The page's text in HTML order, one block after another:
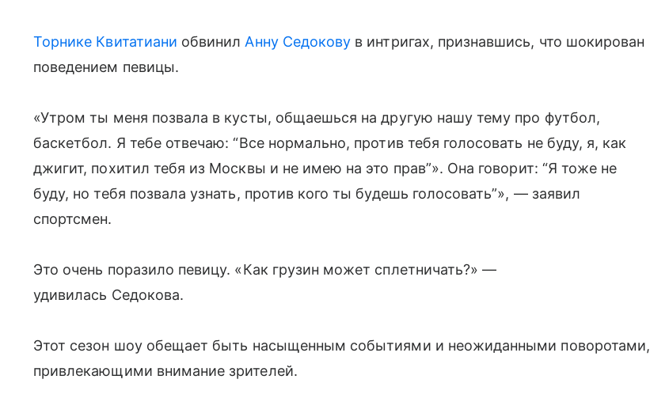
Торнике Квитатиани обвинил Анну Седокову в интригах, признавшись, что шокирован
поведением певицы.
«Утром ты меня позвала в кусты, общаешься на другую нашу тему про футбол,
баскетбол. Я тебе отвечаю: “Все нормально, против тебя голосовать не буду, я, как
джигит, похитил тебя из Москвы и не имею на это прав”». Она говорит: “Я тоже не
буду, но тебя позвала узнать, против кого ты будешь голосовать”», — заявил
спортсмен.
Это очень поразило певицу. «Как грузин может сплетничать?» —
удивилась Седокова.
Этот сезон шоу обещает быть насыщенным событиями и неожиданными поворотами,
привлекающими внимание зрителей.